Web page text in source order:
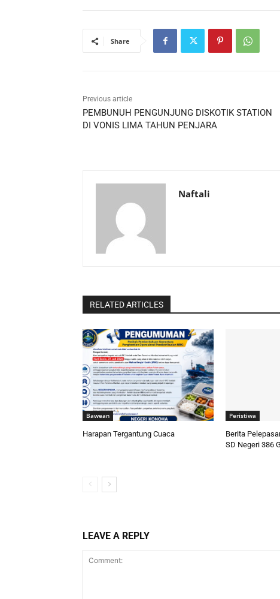
Share
Previous article
PEMBUNUH PENGUNJUNG DISKOTIK STATION
DI VONIS LIMA TAHUN PENJARA
Naftali
RELATED ARTICLES
Bawean
Harapan Tergantung Cuaca
Peristiwa
Berita
SD Negeri 386
LEAVE A REPLY